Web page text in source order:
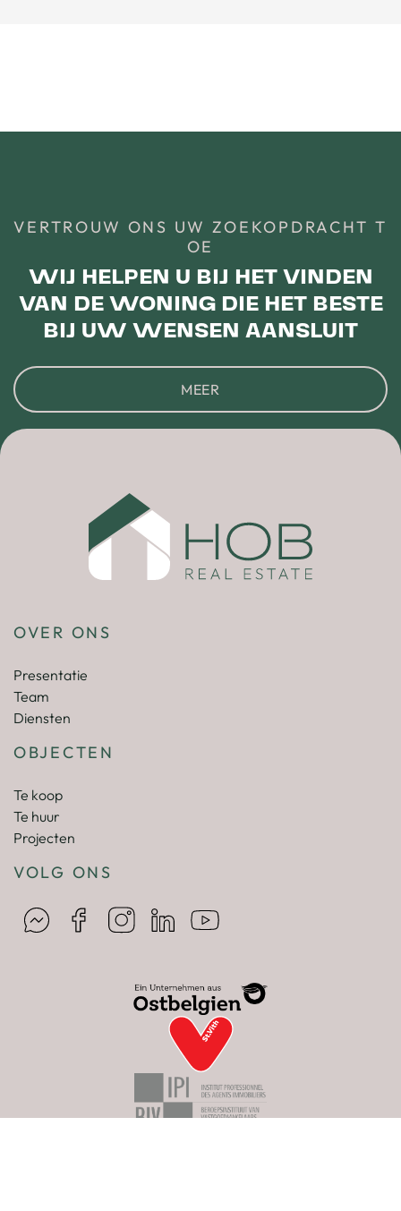
VERTROUW ONS UW ZOEKOPDRACHT T
OE
WIJ HELPEN U BIJ HET VINDEN
VAN DE WONING DIE HET BESTE
BIJ UW WENSEN AANSLUIT
MEER
OVER ONS
Presentatie
Team
Diensten
OBJECTEN
Te koop
Te huur
Projecten
VOLG ONS